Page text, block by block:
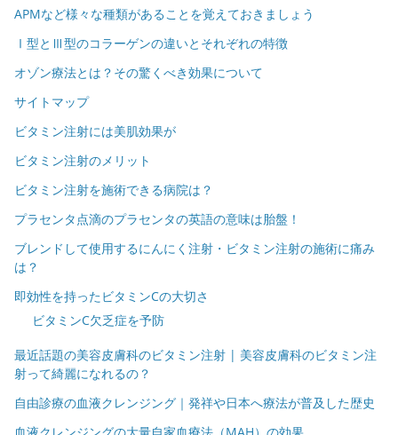
APMなど様々な種類があることを覚えておきましょう
Ⅰ型とⅢ型のコラーゲンの違いとそれぞれの特徴
オゾン療法とは？その驚くべき効果について
サイトマップ
ビタミン注射には美肌効果が
ビタミン注射のメリット
ビタミン注射を施術できる病院は？
プラセンタ点滴のプラセンタの英語の意味は胎盤！
ブレンドして使用するにんにく注射・ビタミン注射の施術に痛み
は？
即効性を持ったビタミンCの大切さ
ビタミンC欠乏症を予防
最近話題の美容皮膚科のビタミン注射 | 美容皮膚科のビタミン注
射って綺麗になれるの？
自由診療の血液クレンジング｜発祥や日本へ療法が普及した歴史